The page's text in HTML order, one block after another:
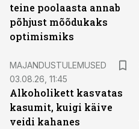
teine poolaasta annab
põhjust mõõdukaks
optimismiks
MAJANDUSTULEMUSED
03.08.26, 11:45
Alkoholikett kasvatas
kasumit, kuigi käive
veidi kahanes